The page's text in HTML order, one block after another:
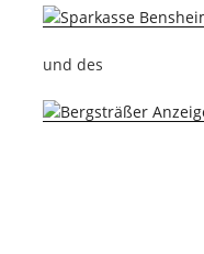
und des